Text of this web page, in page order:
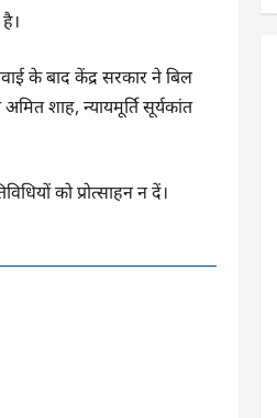
के बाद केंद्र सरकार ने बिल
शाह, न्यायमूर्ति सूर्यकांत
को प्रोत्साहन न दें।